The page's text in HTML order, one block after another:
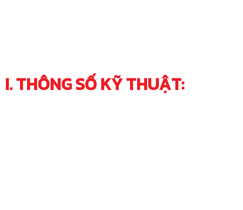
I. THÔNG SỐ KỸ THUẬT: